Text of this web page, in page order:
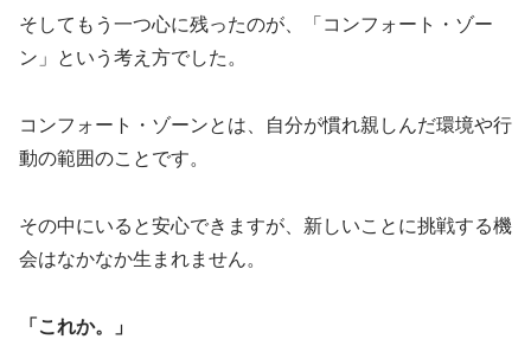
そしてもう一つ心に残ったのが、「コンフォート・ゾー
ン」という考え方でした。
コンフォート・ゾーンとは、自分が慣れ親しんだ環境や行
動の範囲のことです。
その中にいると安心できますが、新しいことに挑戦する機
会はなかなか生まれません。
「これか。」